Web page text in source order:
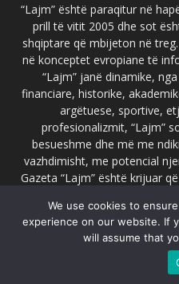
“Lajm” është paraqitur në
prill të vitit 2005 dhe sot
shqiptare që mbijeton në
në konceptet evropiane të
“Lajm” janë dinamike,
financiare, historike,
argëtuese, sportive,
profesionalizmit, “Lajm”
besueshme dhe më me
vazhdimisht, me potencial
Gazeta “Lajm” është krijuar
faqja zyrtare e gazetës
ndër portalet më të
We use cookies to
experience on our website. If
will assume that